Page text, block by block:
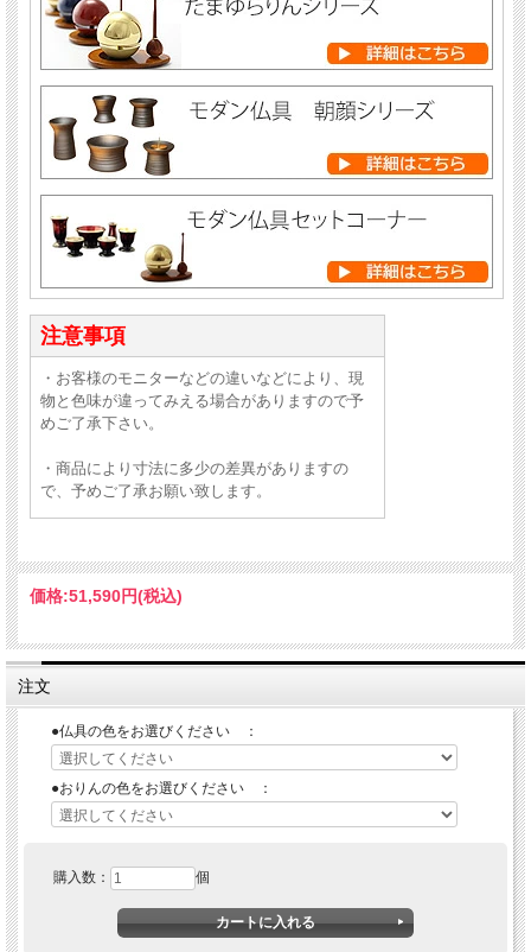
注意事項
・お客様のモニターなどの違いなどにより、現
物と色味が違ってみえる場合がありますので予
めご了承下さい。
・商品により寸法に多少の差異がありますの
で、予めご了承お願い致します。
価格:51,590円(税込)
注文
●仏具の色をお選びください ：
●おりんの色をお選びください ：
購入数： 個